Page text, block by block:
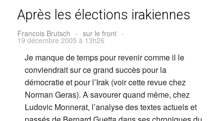
Après les élections irakiennes
Francois Brutsch - sur le front -
19 décembre 2005 à 13h26
Je manque de temps pour revenir comme il le
conviendrait sur ce grand succès pour la
démocratie et pour l’Irak (voir cette revue chez
Norman Geras). A savourer quand même, chez
Ludovic Monnerat, l’analyse des textes actuels et